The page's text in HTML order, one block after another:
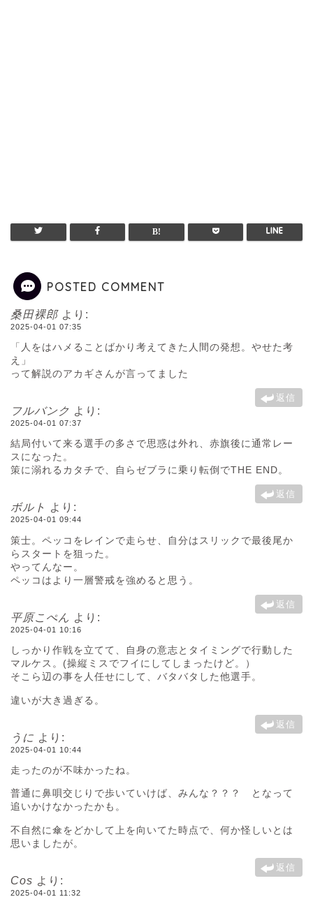
POSTED COMMENT
桑田裸郎 より:
2025-04-01 07:35
「人をはハメることばかり考えてきた人間の発想。やせた考
え」
って解説のアカギさんが言ってました
返信
フルバンク より:
2025-04-01 07:37
結局付いて来る選手の多さで思惑は外れ、赤旗後に通常レー
スになった。
策に溺れるカタチで、自らゼブラに乗り転倒でTHE END。
返信
ボルト より:
2025-04-01 09:44
策士。ペッコをレインで走らせ、自分はスリックで最後尾か
らスタートを狙った。
やってんなー。
ペッコはより一層警戒を強めると思う。
返信
平原こぺん より:
2025-04-01 10:16
しっかり作戦を立てて、自身の意志とタイミングで行動した
マルケス。(操縦ミスでフイにしてしまったけど。）
そこら辺の事を人任せにして、バタバタした他選手。
違いが大き過ぎる。
返信
うに より:
2025-04-01 10:44
走ったのが不味かったね。
普通に鼻唄交じりで歩いていけば、みんな？？？ となって
追いかけなかったかも。
不自然に傘をどかして上を向いてた時点で、何か怪しいとは
思いましたが。
返信
Cos より:
2025-04-01 11:32